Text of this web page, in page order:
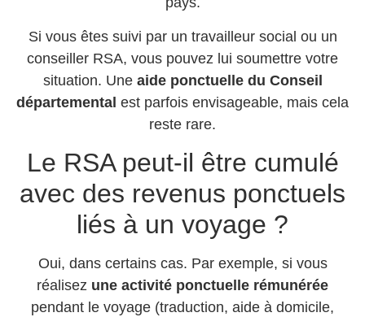
Si vous êtes suivi par un travailleur social ou un
conseiller RSA, vous pouvez lui soumettre votre
situation. Une aide ponctuelle du Conseil
départemental est parfois envisageable, mais cela
reste rare.
Le RSA peut-il être cumulé
avec des revenus ponctuels
liés à un voyage ?
Oui, dans certains cas. Par exemple, si vous
réalisez une activité ponctuelle rémunérée
pendant le voyage (traduction, aide à domicile,